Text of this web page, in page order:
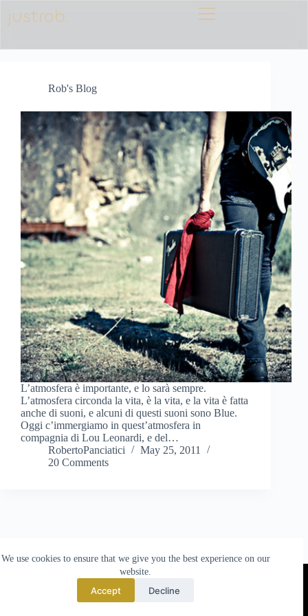
We use cookies to ensure that we give you the best experience on our
website.
Accept Decline
justrob.
Rob's Blog
L’atmosfera è importante, e lo sarà sempre.
L’atmosfera circonda la vita, è la vita, e la vita è fatta
anche di suoni, e alcuni di questi suoni sono Blue.
Oggi c’immergiamo in quest’atmosfera in
compagnia di Lou Leonardi, e del…
RobertoPanciatici
May 25, 2011
20 Comments
Nova Templates
TO TOP